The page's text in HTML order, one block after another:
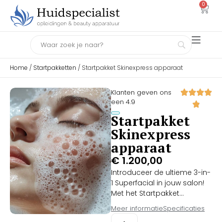
0
Home / Startpakketten / Startpakket Skinexpress apparaat
Klanten geven ons
een 4.9
Startpakket
Skinexpress
apparaat
€ 1.200,00
Introduceer de ultieme 3-in-
1 Superfacial in jouw salon!
Met het Startpakket
je hét perfecte,
Meer informatieSpecificaties